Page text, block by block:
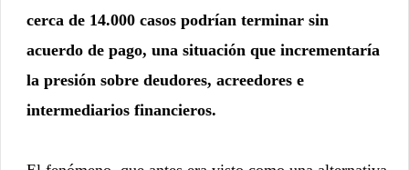
cerca de 14.000 casos podrían terminar sin
acuerdo de pago, una situación queincrementaría
la presión sobre deudores, acreedores e
intermediarios financieros.